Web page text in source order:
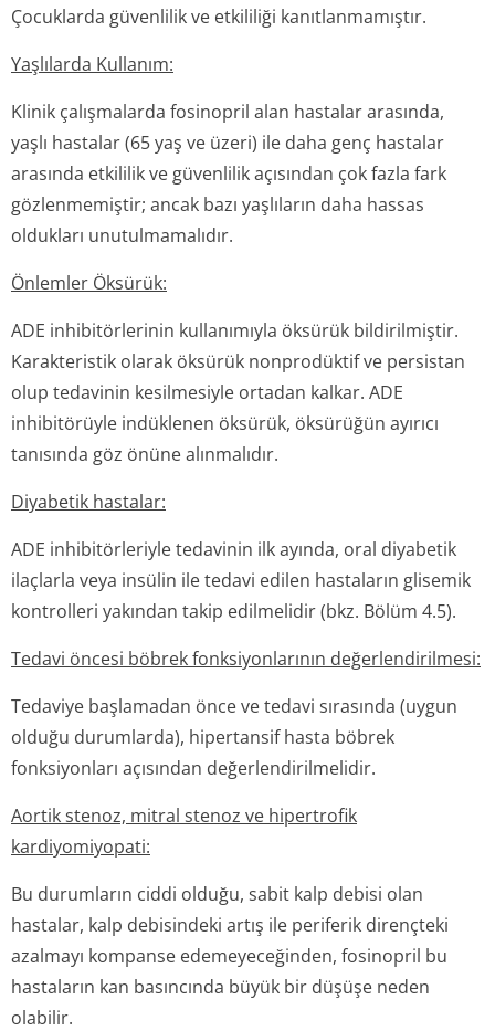
Çocuklarda güvenlilik ve etkililiği kanıtlanmamıştır.
Yaşlılarda Kullanım:
Klinik çalışmalarda fosinopril alan hastalar arasında,
yaşlı hastalar (65 yaş ve üzeri) ile daha genç hastalar
arasında etkililik ve güvenlilik açısından çok fazla fark
gözlenmemiştir; ancak bazı yaşlıların daha hassas
oldukları unutulmamalıdır.
Önlemler Öksürük:
ADE inhibitörlerinin kullanımıyla öksürük bildirilmiştir.
Karakteristik olarak öksürük nonprodüktif ve persistan
olup tedavinin kesilmesiyle ortadan kalkar. ADE
inhibitörüyle indüklenen öksürük, öksürüğün ayırıcı
tanısında göz önüne alınmalıdır.
Diyabetik hastalar:
ADE inhibitörleriyle tedavinin ilk ayında, oral diyabetik
ilaçlarla veya insülin ile tedavi edilen hastaların glisemik
kontrolleri yakından takip edilmelidir (bkz. Bölüm 4.5).
Tedavi öncesi böbrek fonksiyonlarının değerlendirilmesi:
Tedaviye başlamadan önce ve tedavi sırasında (uygun
olduğu durumlarda), hipertansif hasta böbrek
fonksiyonları açısından değerlendiril­melidir.
Aortik stenoz, mitral stenoz ve hipertrofik
kardiyomiyopati:
Bu durumların ciddi olduğu, sabit kalp debisi olan
hastalar, kalp debisindeki artış ile periferik dirençteki
azalmayı kompanse edemeyeceğinden, fosinopril bu
hastaların kan basıncında büyük bir düşüşe neden
olabilir.